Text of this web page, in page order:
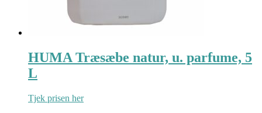
HUMA Træsæbe natur, u. parfume, 5
L
Tjek prisen her